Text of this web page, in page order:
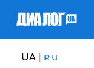
UA | RU